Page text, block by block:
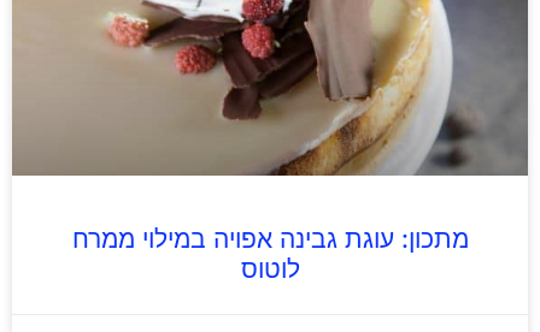
מתכון: עוגת גבינה אפויה במילוי ממרח
לוטוס